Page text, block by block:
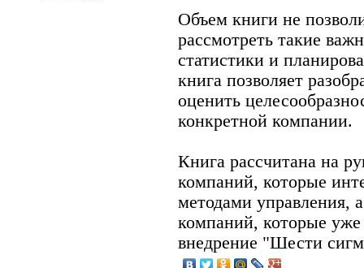
Объем книги не
рассмотреть такие
статистики и
книга позволяет
оценить
конкретной компании.
Книга рассчитана на
компаний, которые
методами управления,
компаний, которые уже
внедрение "Шести